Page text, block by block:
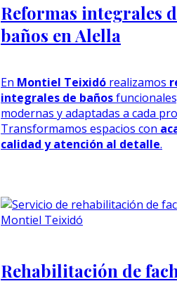
Reformas integrales
baños en Alella
En Montiel Teixidó realizamos
integrales de baños
modernas y adaptadas a cada
Transformamos espacios con
calidad y atención al detalle.
Rehabilitación de